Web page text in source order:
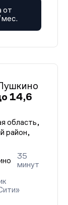
от
14,6
область,
район,
35
минут